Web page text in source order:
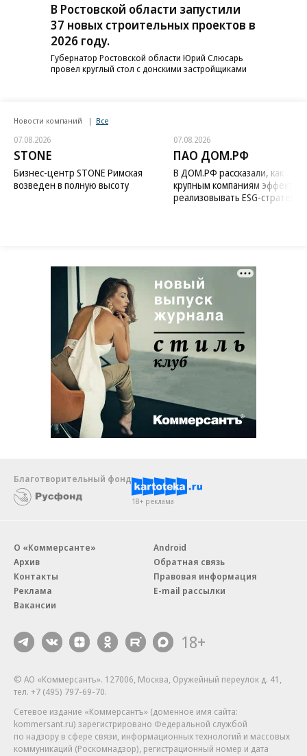
В Ростовской области запустили
37 новых строительных проектов в
2026 году.
Губернатор Ростовской области Юрий Слюсарь
провел круглый стол с донскими застройщиками
Новости компаний Все
07.08.2026
STONE
Бизнес-центр STONE Римская
возведен в полную высоту
07.08.2026
ПАО ДОМ.РФ
В ДОМ.РФ рассказали, как
крупным компаниям
реализовывать ESG-стратегию
Благотворительный фонд
18+ реклама
О «Коммерсанте»
Архив
Контакты
Реклама
Вакансии
Android
Обратная связь
Правовая информация
E-mail рассылки
18+
© АО «Коммерсантъ». 127006, Москва, Оружейный переулок д. 41,
тел. +7 (495) 797-69-70.
Сетевое издание «Коммерсантъ» (доменное имя сайта:
kommersant.ru) зарегистрировано Федеральной службой
по надзору в сфере связи, информационных технологий и массовых
коммуникаций (Роскомнадзор), регистрационный номер и дата